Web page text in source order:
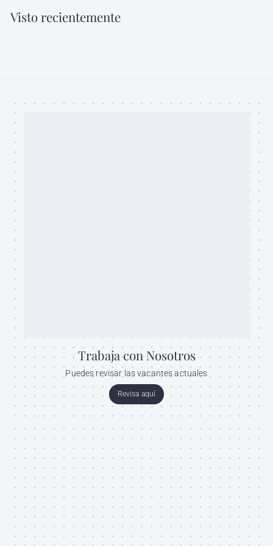
.
Visto recientemente
Trabaja con Nosotros
Puedes revisar las vacantes actuales
Revisa aquí